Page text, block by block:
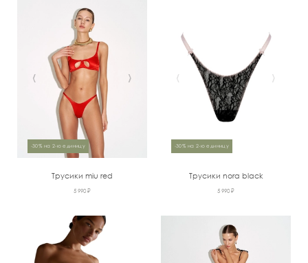
‹ ›
-30% на 2-ю единицу
Трусики miu red
5 990 ₽
‹ ›
-30% на 2-ю единицу
Трусики nora black
5 990 ₽